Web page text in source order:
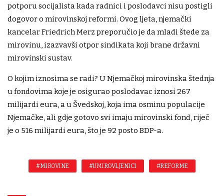
potporu socijalista kada radnici i poslodavci nisu postigli
dogovor o mirovinskoj reformi. Ovog ljeta, njemački
kancelar Friedrich Merz preporučio je da mladi štede za
mirovinu, izazvavši otpor sindikata koji brane državni
mirovinski sustav.
O kojim iznosima se radi? U Njemačkoj mirovinska štednja
u fondovima koje je osigurao poslodavac iznosi 267
milijardi eura, a u Švedskoj, koja ima osminu populacije
Njemačke, ali gdje gotovo svi imaju mirovinski fond, riječ
je o 516 milijardi eura, što je 92 posto BDP-a.
#MIROVINE #UMIROVLJENICI #REFORME